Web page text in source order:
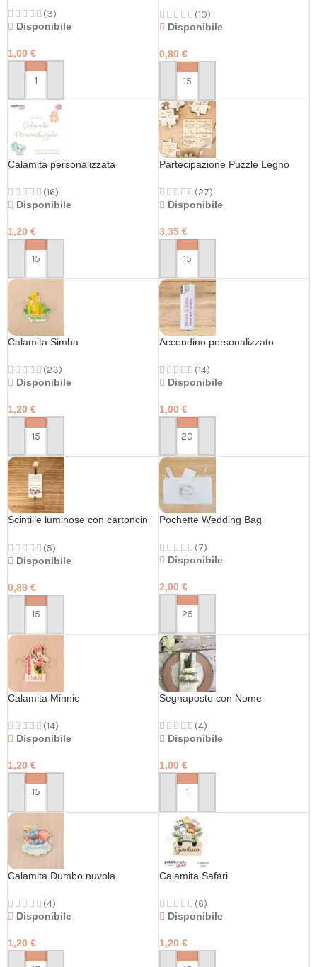
(3)
Disponibile
1,00 €
PERSONALIZZA
(10)
Disponibile
0,80 €
PERSONALIZZA
Calamita personalizzata
(16)
Disponibile
1,20 €
PERSONALIZZA
Partecipazione Puzzle Legno
(27)
Disponibile
3,35 €
PERSONALIZZA
Calamita Simba
(23)
Disponibile
1,20 €
PERSONALIZZA
Accendino personalizzato
(14)
Disponibile
1,00 €
PERSONALIZZA
Scintille luminose con cartoncini
(5)
Disponibile
0,89 €
PERSONALIZZA
Pochette Wedding Bag
(7)
Disponibile
2,00 €
PERSONALIZZA
Calamita Minnie
(14)
Disponibile
1,20 €
PERSONALIZZA
Segnaposto con Nome
(4)
Disponibile
1,00 €
PERSONALIZZA
Calamita Dumbo nuvola
(4)
Disponibile
1,20 €
Calamita Safari
(6)
Disponibile
1,20 €